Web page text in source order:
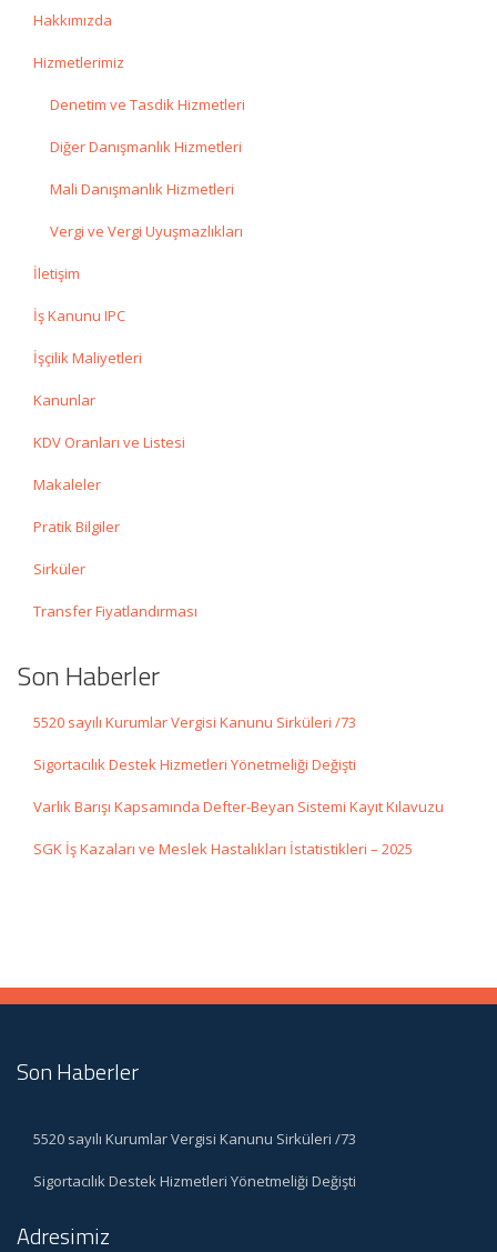
Hakkımızda
Hizmetlerimiz
Denetim ve Tasdik Hizmetleri
Diğer Danışmanlık Hizmetleri
Mali Danışmanlık Hizmetleri
Vergi ve Vergi Uyuşmazlıkları
İletişim
İş Kanunu IPC
İşçilik Maliyetleri
Kanunlar
KDV Oranları ve Listesi
Makaleler
Pratik Bilgiler
Sirküler
Transfer Fiyatlandırması
Son Haberler
5520 sayılı Kurumlar Vergisi Kanunu Sirküleri /73
Sigortacılık Destek Hizmetleri Yönetmeliği Değişti
Varlık Barışı Kapsamında Defter-Beyan Sistemi Kayıt Kılavuzu
SGK İş Kazaları ve Meslek Hastalıkları İstatistikleri – 2025
Son Haberler
5520 sayılı Kurumlar Vergisi Kanunu Sirküleri /73
Sigortacılık Destek Hizmetleri Yönetmeliği Değişti
Adresimiz